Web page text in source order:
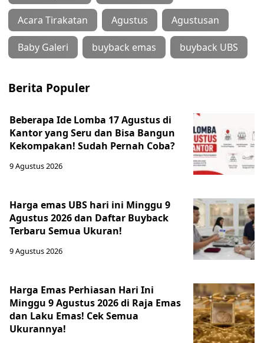
Acara Tirakatan Agustus Agustusan
Baby Galeri buyback emas buyback UBS
Berita Populer
Beberapa Ide Lomba 17 Agustus di
Kantor yang Seru dan Bisa Bangun
Kekompakan! Sudah Pernah Coba?
9 Agustus 2026
Harga emas UBS hari ini Minggu 9
Agustus 2026 dan Daftar Buyback
Terbaru Semua Ukuran!
9 Agustus 2026
Harga Emas Perhiasan Hari Ini
Minggu 9 Agustus 2026 di Raja Emas
dan Laku Emas! Cek Semua
Ukurannya!